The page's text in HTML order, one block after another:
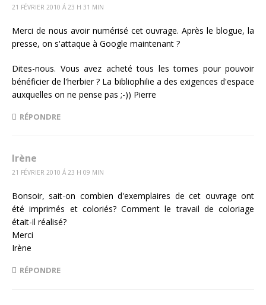
21 FÉVRIER 2010 Á 23 H 31 MIN
Merci de nous avoir numérisé cet ouvrage. Après le blogue, la
presse, on s'attaque à Google maintenant ?
Dites-nous. Vous avez acheté tous les tomes pour pouvoir
bénéficier de l'herbier ? La bibliophilie a des exigences d'espace
auxquelles on ne pense pas ;-)) Pierre
RÉPONDRE
Irène
21 FÉVRIER 2010 Á 23 H 09 MIN
Bonsoir, sait-on combien d'exemplaires de cet ouvrage ont
été imprimés et coloriés? Comment le travail de coloriage
était-il réalisé?
Merci
Irène
RÉPONDRE